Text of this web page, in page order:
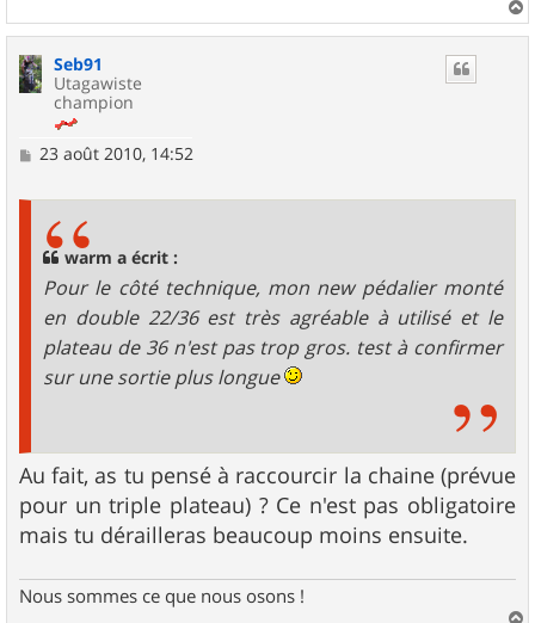
a
Seb91
Utagawiste
champion
M
23 août 2010, 14:52
warm a écrit :
Pour le côté technique, mon new pédalier monté
en double 22/36 est très agréable à utilisé et le
plateau de 36 n'est pas trop gros. test à confirmer
sur une sortie plus longue
Au fait, as tu pensé à raccourcir la chaine (prévue
pour un triple plateau) ? Ce n'est pas obligatoire
mais tu dérailleras beaucoup moins ensuite.
Nous sommes ce que nous osons !